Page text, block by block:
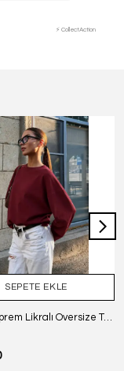
⚡ CollectAction
SEPETE EKLE
Kadın Suprem Likralı Oversize T-Shirt - BORDO